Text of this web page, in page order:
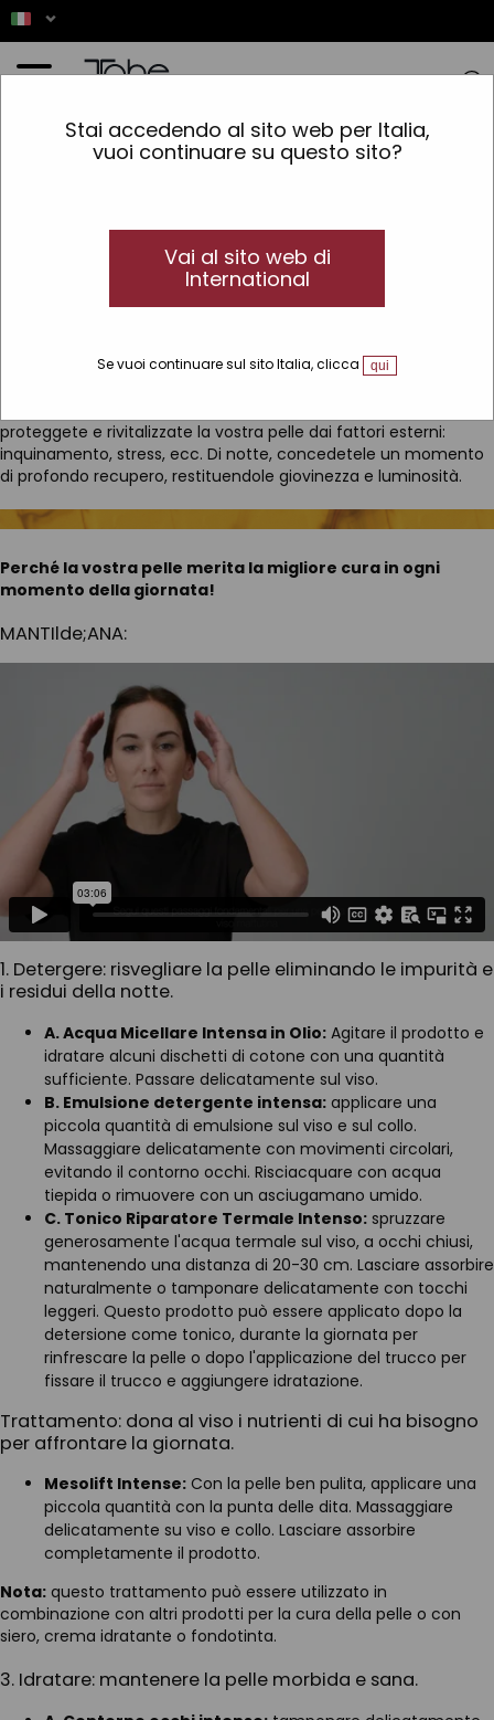
Stai accedendo al sito web per Italia,
vuoi continuare su questo sito?
Vai al sito web di
International
Se vuoi continuare sul sito Italia, clicca qui
Routine quotidiana anti-invecchiamento per il viso
Scoprite la perfetta routine anti-età in due fasi. Rinnovate la
proteggete e rivitalizzate la vostra pelle dai fattori esterni:
inquinamento, stress, ecc. Di notte, concedetele un momento
di profondo recupero, restituendole giovinezza e luminosità.
Perché la vostra pelle merita la migliore cura in ogni
momento della giornata!
MANTIlde;ANA:
1. Detergere: risvegliare la pelle eliminando le impurità e
i residui della notte.
A. Acqua Micellare Intensa in Olio: Agitare il prodotto e
idratare alcuni dischetti di cotone con una quantità
sufficiente. Passare delicatamente sul viso.
B. Emulsione detergente intensa: applicare una
piccola quantità di emulsione sul viso e sul collo.
Massaggiare delicatamente con movimenti circolari,
evitando il contorno occhi. Risciacquare con acqua
tiepida o rimuovere con un asciugamano umido.
C. Tonico Riparatore Termale Intenso: spruzzare
generosamente l'acqua termale sul viso, a occhi chiusi,
mantenendo una distanza di 20-30 cm. Lasciare assorbire
naturalmente o tamponare delicatamente con tocchi
leggeri. Questo prodotto può essere applicato dopo la
detersione come tonico, durante la giornata per
rinfrescare la pelle o dopo l'applicazione del trucco per
fissare il trucco e aggiungere idratazione.
Trattamento: dona al viso i nutrienti di cui ha bisogno
per affrontare la giornata.
Mesolift Intense: Con la pelle ben pulita, applicare una
piccola quantità con la punta delle dita. Massaggiare
delicatamente su viso e collo. Lasciare assorbire
completamente il prodotto.
Nota: questo trattamento può essere utilizzato in
combinazione con altri prodotti per la cura della pelle o con
siero, crema idratante o fondotinta.
3. Idratare: mantenere la pelle morbida e sana.